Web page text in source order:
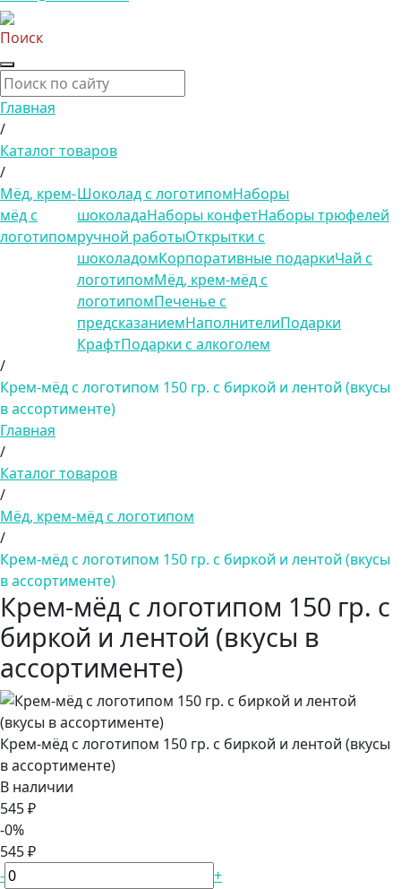
Поиск
Главная
/
Каталог товаров
/
Мёд, крем-
мёд с
логотипом
Шоколад с логотипомНаборы
шоколадаНаборы конфетНаборы трюфелей
ручной работыОткрытки с
шоколадомКорпоративные подаркиЧай с
логотипомМёд, крем-мёд с
логотипомПеченье с
предсказаниемНаполнителиПодарки
КрафтПодарки с алкоголем
/
Крем-мёд с логотипом 150 гр. с биркой и лентой (вкусы
в ассортименте)
Главная
/
Каталог товаров
/
Мёд, крем-мёд с логотипом
/
Крем-мёд с логотипом 150 гр. с биркой и лентой (вкусы
в ассортименте)
Крем-мёд с логотипом 150 гр. с
биркой и лентой (вкусы в
ассортименте)
Крем-мёд с логотипом 150 гр. с биркой и лентой (вкусы
в ассортименте)
В наличии
545 ₽
-0%
545 ₽
-
+